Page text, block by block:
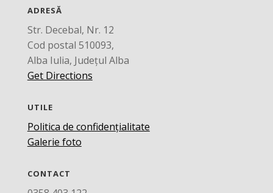
ADRESĂ
Str. Decebal, Nr. 12
Cod postal 510093,
Alba Iulia, Județul Alba
Get Directions
UTILE
Politica de confidențialitate
Galerie foto
CONTACT